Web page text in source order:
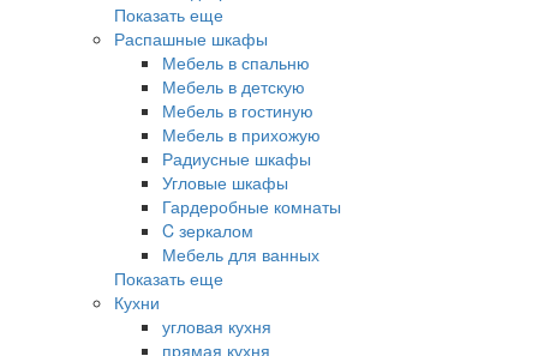
Показать еще
Распашные шкафы
Мебель в спальню
Мебель в детскую
Мебель в гостиную
Мебель в прихожую
Радиусные шкафы
Угловые шкафы
Гардеробные комнаты
C зеркалом
Мебель для ванных
Показать еще
Кухни
угловая кухня
прямая кухня